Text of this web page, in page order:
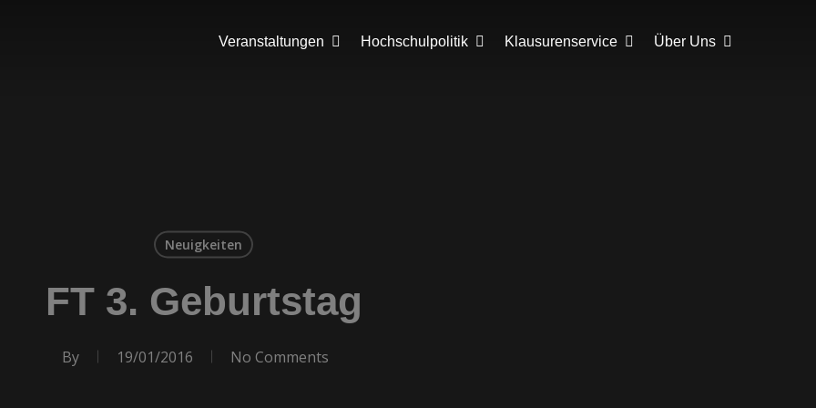
Veranstaltungen Hochschulpolitik Klausurenservice Über Uns
Neuigkeiten
FT 3. Geburtstag
By 19/01/2016 No Comments